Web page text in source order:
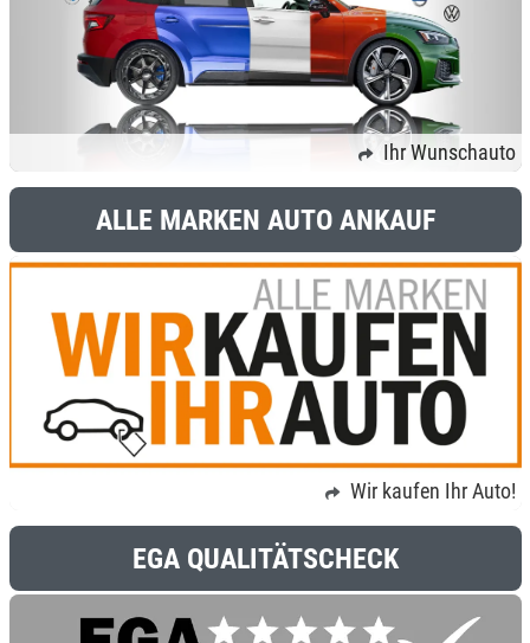
Ihr Wunschauto
ALLE MARKEN AUTO ANKAUF
Wir kaufen Ihr Auto!
EGA QUALITÄTSCHECK